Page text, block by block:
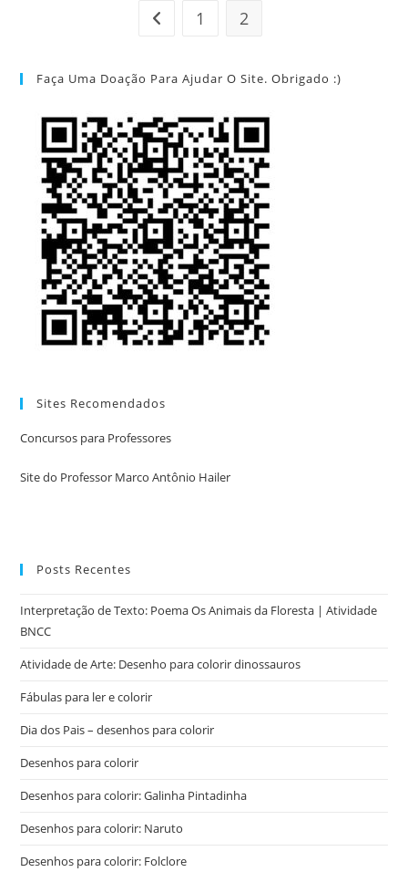
Ir para a página anterior
1 2
Faça Uma Doação Para Ajudar O Site. Obrigado :)
Sites Recomendados
Concursos para Professores
Site do Professor Marco Antônio Hailer
Posts Recentes
Interpretação de Texto: Poema Os Animais da Floresta | Atividade
BNCC
Atividade de Arte: Desenho para colorir dinossauros
Fábulas para ler e colorir
Dia dos Pais – desenhos para colorir
Desenhos para colorir
Desenhos para colorir: Galinha Pintadinha
Desenhos para colorir: Naruto
Desenhos para colorir: Folclore